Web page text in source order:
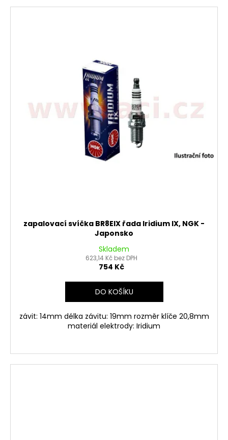
zapalovací svíčka BR8EIX řada Iridium IX, NGK -
Japonsko
Skladem
623,14 Kč bez DPH
754 Kč
DO KOŠÍKU
závit: 14mm délka závitu: 19mm rozměr klíče 20,8mm
materiál elektrody: Iridium